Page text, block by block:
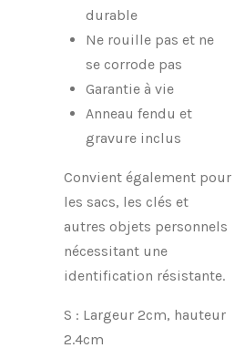
durable
Ne rouille pas et ne
se corrode pas
Garantie à vie
Anneau fendu et
gravure inclus
Convient également pour
les sacs, les clés et
autres objets personnels
nécessitant une
identification résistante.
S : Largeur 2cm, hauteur
2.4cm